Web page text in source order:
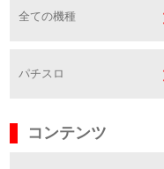
全ての機種
パチスロ
コンテンツ